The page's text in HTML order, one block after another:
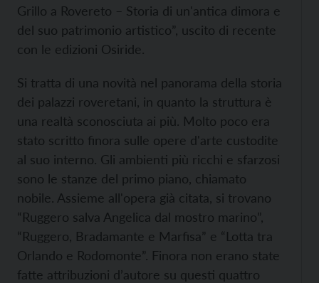
Grillo a Rovereto – Storia di un'antica dimora e
del suo patrimonio artistico”, uscito di recente
con le edizioni Osiride.
Si tratta di una novità nel panorama della storia
dei palazzi roveretani, in quanto la struttura è
una realtà sconosciuta ai più. Molto poco era
stato scritto finora sulle opere d'arte custodite
al suo interno. Gli ambienti più ricchi e sfarzosi
sono le stanze del primo piano, chiamato
nobile. Assieme all'opera già citata, si trovano
“Ruggero salva Angelica dal mostro marino”,
“Ruggero, Bradamante e Marfisa” e “Lotta tra
Orlando e Rodomonte”. Finora non erano state
fatte attribuzioni d’autore su questi quattro